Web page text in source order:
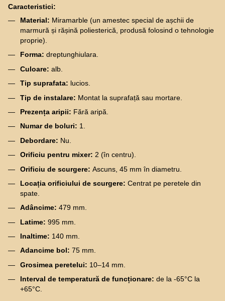
Caracteristici:
Material: Miramarble (un amestec special de așchii de
marmură și rășină poliesterică, produsă folosind o tehnologie
proprie).
Forma: dreptunghiulara.
Culoare: alb.
Tip suprafata: lucios.
Tip de instalare: Montat la suprafață sau mortare.
Prezența aripii: Fără aripă.
Numar de boluri: 1.
Debordare: Nu.
Orificiu pentru mixer: 2 (în centru).
Orificiu de scurgere: Ascuns, 45 mm în diametru.
Locația orificiului de scurgere: Centrat pe peretele din
spate.
Adâncime: 479 mm.
Latime: 995 mm.
Inaltime: 140 mm.
Adancime bol: 75 mm.
Grosimea peretelui: 10–14 mm.
Interval de temperatură de funcționare: de la -65°C la
+65°C.